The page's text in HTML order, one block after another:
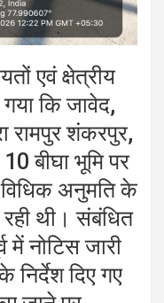
एवं क्षेत्रीय
गया कि जावेद,
रामपुर शंकरपुर,
बीघा भूमि पर
विधिक अनुमति के
थी। संबंधित
में नोटिस जारी
दिए गए